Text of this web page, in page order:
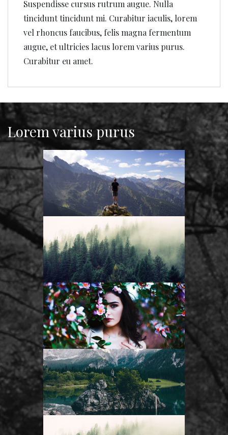
Suspendisse cursus rutrum augue. Nulla
tincidunt tincidunt mi. Curabitur iaculis, lorem
vel rhoncus faucibus, felis magna fermentum
augue, et ultricies lacus lorem varius purus.
Curabitur eu amet.
Lorem varius purus